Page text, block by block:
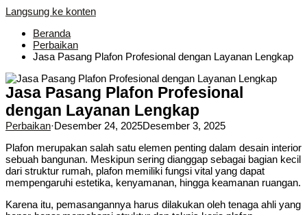
Langsung ke konten
Beranda
Perbaikan
Jasa Pasang Plafon Profesional dengan Layanan Lengkap
Jasa Pasang Plafon Profesional
dengan Layanan Lengkap
Perbaikan·Desember 24, 2025Desember 3, 2025
Plafon merupakan salah satu elemen penting dalam desain interior
sebuah bangunan. Meskipun sering dianggap sebagai bagian kecil
dari struktur rumah, plafon memiliki fungsi vital yang dapat
mempengaruhi estetika, kenyamanan, hingga keamanan ruangan.
Karena itu, pemasangannya harus dilakukan oleh tenaga ahli yang